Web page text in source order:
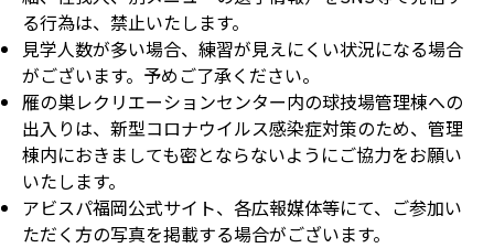
る行為は、禁止いたします。
見学人数が多い場合、練習が見えにくい状況になる場合
がございます。予めご了承ください。
雁の巣レクリエーションセンター内の球技場管理棟への
出入りは、新型コロナウイルス感染症対策のため、管理
棟内におきましても密とならないようにご協力をお願い
いたします。
アビスパ福岡公式サイト、各広報媒体等にて、ご参加い
ただく方の写真を掲載する場合がございます。